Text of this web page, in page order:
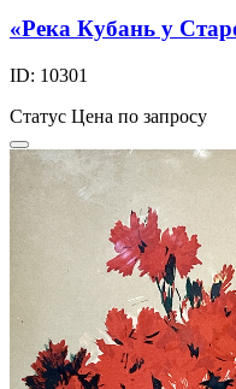
«Река Кубань у
ID: 10301
Статус Цена по запросу